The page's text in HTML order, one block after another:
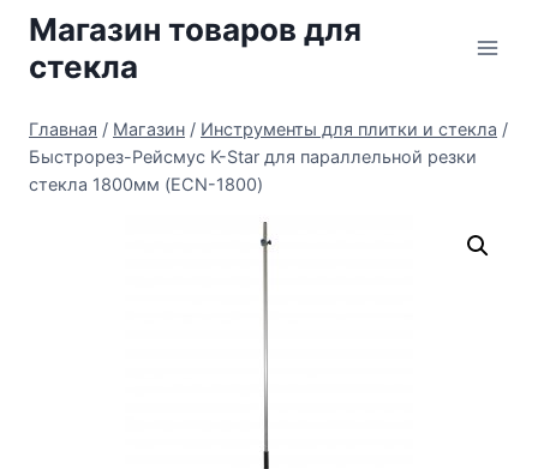
Перейти
содержимому
Магазин товаров для
стекла
Главная / Магазин / Инструменты для плитки и стекла /
Быстрорез-Рейсмус K-Star для параллельной резки
стекла 1800мм (ECN-1800)